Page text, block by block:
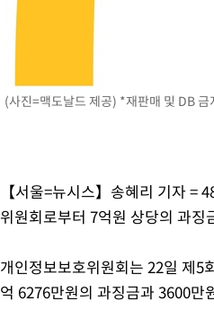
(사진=맥도날드 제공) *재판매 및 DB 금
【서울=뉴시스】송혜리 기자 =
위원회로부터 7억원 상당의 과징
개인정보보호위원회는 22일 제5
억 6276만원의 과징금과 3600만